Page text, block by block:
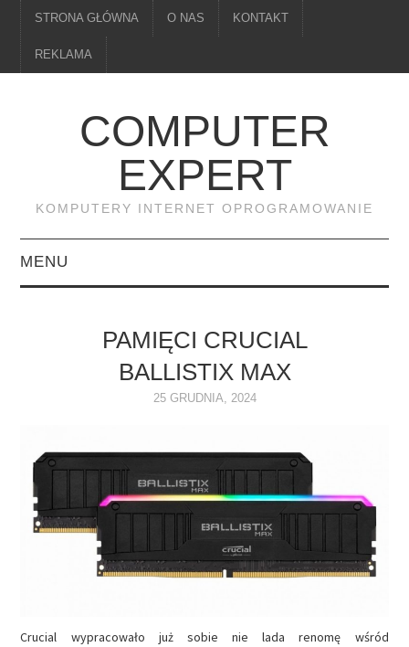
STRONA GŁÓWNA O NAS KONTAKT
REKLAMA
COMPUTER
EXPERT
KOMPUTERY INTERNET OPROGRAMOWANIE
MENU
DRUKARKI
NAPĘDY
OPROGRAMOWANIE
INTERNET
PAMIĘCI CRUCIAL
BALLISTIX MAX
25 GRUDNIA, 2024
Crucial wypracowało już sobie nie lada renomę wśród